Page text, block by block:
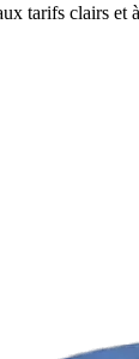
tarifs clairs